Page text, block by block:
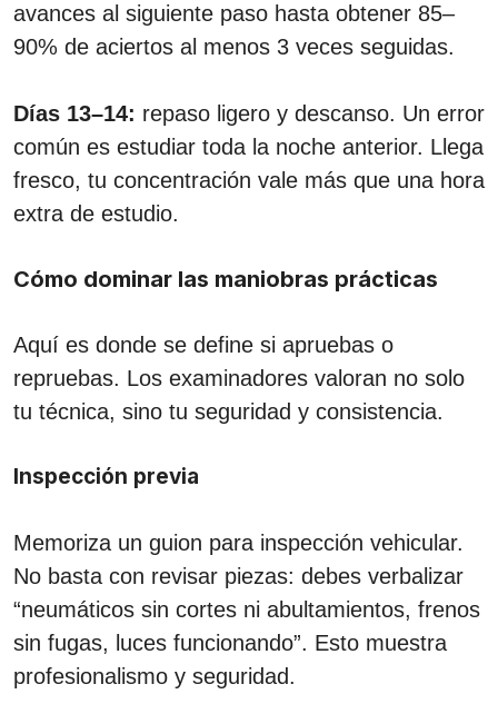
avances al siguiente paso hasta obtener 85–
90% de aciertos al menos 3 veces seguidas.
Días 13–14: repaso ligero y descanso. Un error
común es estudiar toda la noche anterior. Llega
fresco, tu concentración vale más que una hora
extra de estudio.
Cómo dominar las maniobras prácticas
Aquí es donde se define si apruebas o
repruebas. Los examinadores valoran no solo
tu técnica, sino tu seguridad y consistencia.
Inspección previa
Memoriza un guion para inspección vehicular.
No basta con revisar piezas: debes verbalizar
“neumáticos sin cortes ni abultamientos, frenos
sin fugas, luces funcionando”. Esto muestra
profesionalismo y seguridad.